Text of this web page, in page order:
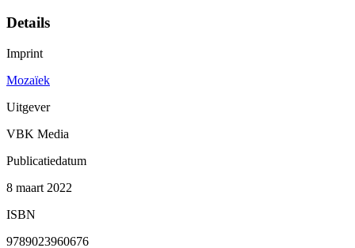
Details
Imprint
Mozaïek
Uitgever
VBK Media
Publicatiedatum
8 maart 2022
ISBN
9789023960676